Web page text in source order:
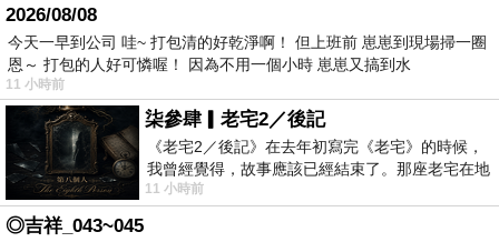
2026/08/08
今天一早到公司 哇~ 打包清的好乾淨啊！ 但上班前 崽崽到現場掃一圈
恩～ 打包的人好可憐喔！ 因為不用一個小時 崽崽又搞到水
11 小時前
柒參肆▎老宅2／後記
《老宅2／後記》在去年初寫完《老宅》的時候，
我曾經覺得，故事應該已經結束了。那座老宅在地
震中倒塌，七個人終於離開那片黑暗，
11 小時前
◎吉祥_043~045